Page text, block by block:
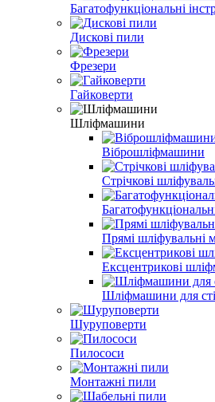
Багатофункціональні
Дискові пили
Фрезери
Гайковерти
Шліфмашини
Віброшліфмашини
Стрічкові
Прямі шліфувальні
Ексцентрикові
Шліфмашини для
Шуруповерти
Пилососи
Монтажні пили